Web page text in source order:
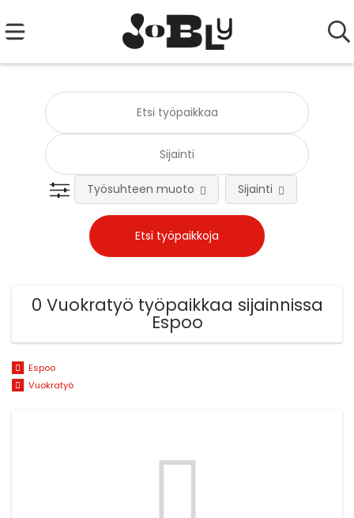
Työsuhteen muoto Sijainti
0 Vuokratyö työpaikkaa sijainnissa
Espoo
Espoo
Vuokratyö